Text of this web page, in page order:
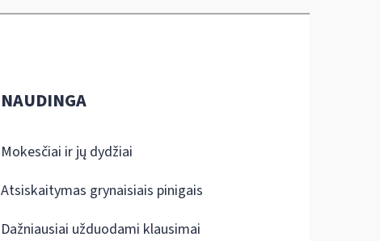
NAUDINGA
Mokesčiai ir jų dydžiai
Atsiskaitymas grynaisiais pinigais
Dažniausiai užduodami klausimai